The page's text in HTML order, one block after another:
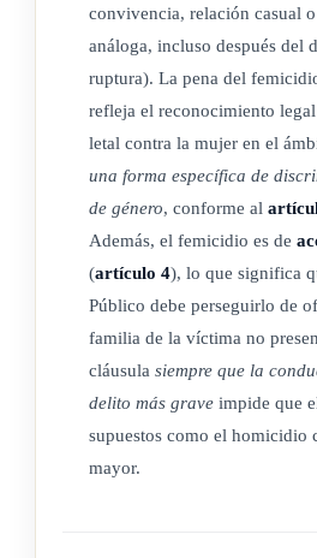
ARTÍCULO 3
Fuentes de interpretación
Constituyen fuentes de
instrumentos internacionales de
en el país, que tengan un valor
Política, los cuales, en la medida en
derechos y garantías a las personas,
Constitución Política. En particular,
a) La Convención para la
discriminación contra la mujer,
octubre de 1984.
convivencia, relación casual
análoga, incluso después del
ruptura). La pena del
refleja el reconocimiento
letal contra la mujer en el
una forma específica de
de género, conforme al
Además, el femicidio es de
(artículo 4), lo que significa
Público debe perseguirlo de
familia de la víctima no
cláusula siempre que la
delito más grave impide que
supuestos como el homicidio
mayor.